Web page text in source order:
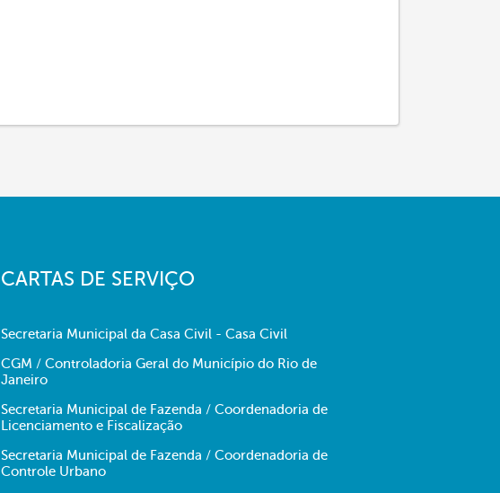
CARTAS DE SERVIÇO
Secretaria Municipal da Casa Civil - Casa Civil
CGM / Controladoria Geral do Município do Rio de
Janeiro
Secretaria Municipal de Fazenda / Coordenadoria de
Licenciamento e Fiscalização
Secretaria Municipal de Fazenda / Coordenadoria de
Controle Urbano